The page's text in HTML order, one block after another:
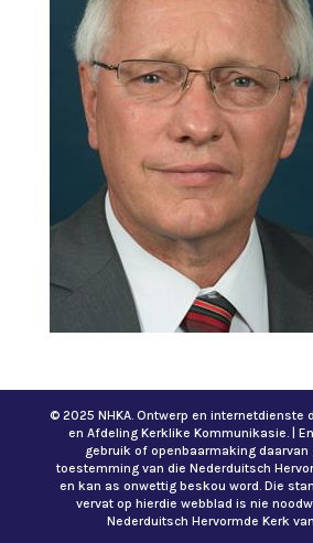
© 2025 NHKA. Ontwerp en internetdienste
en Afdeling Kerklike Kommunikasie. |
gebruik of openbaarmaking
toestemming van die Nederduitsch
en kan as onwettig beskou word. Die
vervat op hierdie webblad is nie
Nederduitsch Hervormde Kerk